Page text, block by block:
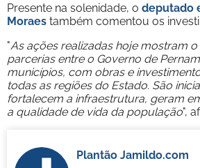
Presente na solenidade, o deputado
Moraes também comentou os
"As ações realizadas hoje mostram
parcerias entre o Governo de
municípios, com obras e
todas as regiões do Estado. São
fortalecem a infraestrutura, geram
a qualidade de vida da população",
Plantão Jamildo.com